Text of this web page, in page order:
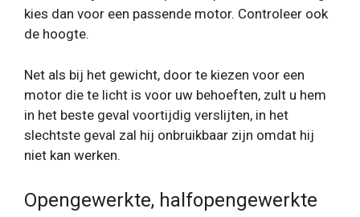
kies dan voor een passende motor. Controleer ook
de hoogte.
Net als bij het gewicht, door te kiezen voor een
motor die te licht is voor uw behoeften, zult u hem
in het beste geval voortijdig verslijten, in het
slechtste geval zal hij onbruikbaar zijn omdat hij
niet kan werken.
Opengewerkte, halfopengewerkte